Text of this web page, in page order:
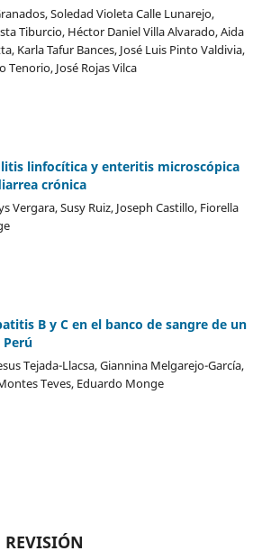
Soledad Violeta Calle Lunarejo,
Tiburcio, Héctor Daniel Villa Alvarado, Aida
Karla Tafur Bances, José Luis Pinto Valdivia,
Tenorio, José Rojas Vilca
linfocítica y enteritis microscópica
crónica
Vergara, Susy Ruiz, Joseph Castillo, Fiorella
B y C en el banco de sangre de un
Perú
Tejada-Llacsa, Giannina Melgarejo-García,
Teves, Eduardo Monge
REVISIÓN